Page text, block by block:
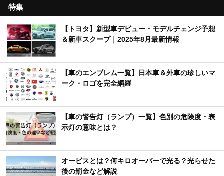
特集
【トヨタ】新型車デビュー・モデルチェンジ予想
＆新車スクープ｜2025年8月最新情報
【車のエンブレム一覧】日本車＆外車の珍しいマ
ーク・ロゴを完全網羅
【車の警告灯（ランプ）一覧】色別の危険度・表
示灯の意味とは？
オービスとは？何キロオーバーで光る？光らせた
後の罰金など解説